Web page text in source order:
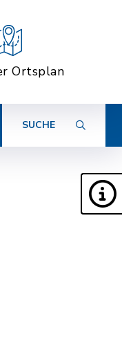
Ortsplan
SUCHE